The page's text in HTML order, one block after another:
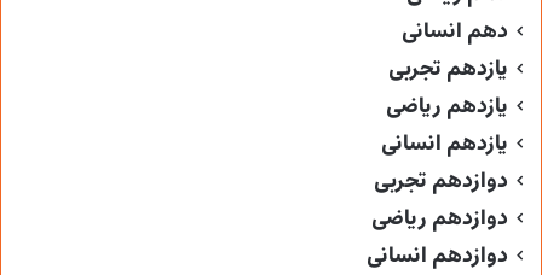
دهم انسانی
یازدهم تجربی
یازدهم ریاضی
یازدهم انسانی
دوازدهم تجربی
دوازدهم ریاضی
دوازدهم انسانی